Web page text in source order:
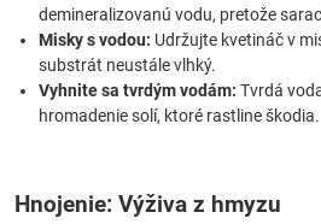
demineralizovanú vodu, pretože
Misky s vodou: Udržujte kvetináč v
substrát neustále vlhký.
Vyhnite sa tvrdým vodám: Tvrdá
hromadenie solí, ktoré rastline škodia.
Hnojenie: Výživa z hmyzu